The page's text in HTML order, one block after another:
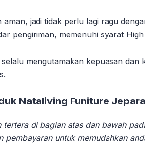
jadi tidak perlu lagi ragu
pengiriman, memenuhi syarat
mengutamakan kepuasan
Nataliving Funiture Jepara
di bagian atas dan bawah
pembayaran untuk memudahkan